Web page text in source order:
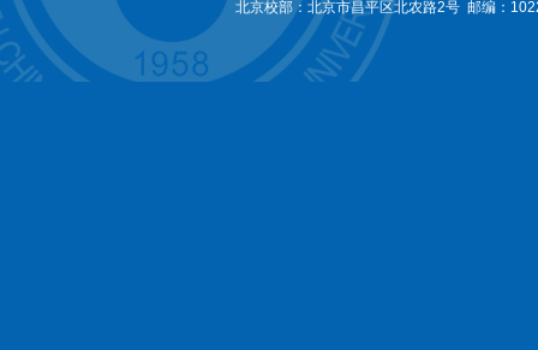
北京校部：北京市昌平区北农路2号 邮编：